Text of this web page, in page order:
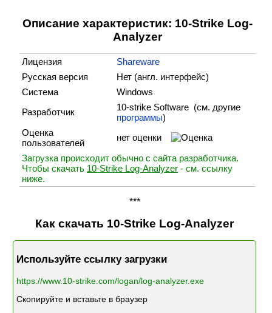
Описание характеристик: 10-Strike Log-
Analyzer
Лицензия
Shareware
Русская версия
Нет (англ. интерфейс)
Система
Windows
Разработчик
10-strike Software (cм. другие
программы)
Оценка
пользователей
нет оценки
Загрузка происходит обычно с сайта разработчика.
Чтобы скачать 10-Strike Log-Analyzer - см. ссылку
ниже.
***
Как скачать 10-Strike Log-Analyzer
Используйте ссылку загрузки
https://www.10-strike.com/logan/log-analyzer.exe
Скопируйте и вставьте в браузер